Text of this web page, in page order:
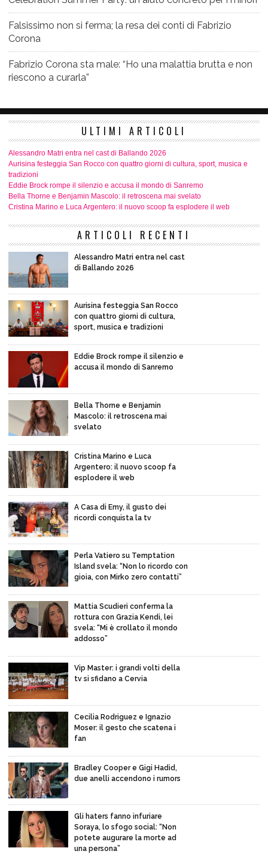
Falsissimo non si ferma; la resa dei conti di Fabrizio
Corona
Fabrizio Corona sta male: “Ho una malattia brutta e non
riescono a curarla”
ULTIMI ARTICOLI
Alessandro Matri entra nel cast di Ballando 2026
Aurisina festeggia San Rocco con quattro giorni di cultura, sport, musica e
tradizioni
Eddie Brock rompe il silenzio e accusa il mondo di Sanremo
Bella Thorne e Benjamin Mascolo: il retroscena mai svelato
Cristina Marino e Luca Argentero: il nuovo scoop fa esplodere il web
ARTICOLI RECENTI
Alessandro Matri entra nel cast
di Ballando 2026
Aurisina festeggia San Rocco
con quattro giorni di cultura,
sport, musica e tradizioni
Eddie Brock rompe il silenzio e
accusa il mondo di Sanremo
Bella Thorne e Benjamin
Mascolo: il retroscena mai
svelato
Cristina Marino e Luca
Argentero: il nuovo scoop fa
esplodere il web
A Casa di Emy, il gusto dei
ricordi conquista la tv
Perla Vatiero su Temptation
Island svela: “Non lo ricordo con
gioia, con Mirko zero contatti”
Mattia Scudieri conferma la
rottura con Grazia Kendi, lei
svela: “Mi è crollato il mondo
addosso”
Vip Master: i grandi volti della
tv si sfidano a Cervia
Cecilia Rodriguez e Ignazio
Moser: il gesto che scatena i
fan
Bradley Cooper e Gigi Hadid,
due anelli accendono i rumors
Gli haters fanno infuriare
Soraya, lo sfogo social: “Non
potete augurare la morte ad
una persona”